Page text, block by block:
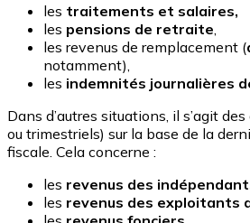
les traitements et salaires,
les pensions de retraite
les revenus de remplacement (
notamment),
les indemnités journalières
Dans d’autres situations, il s’agit
ou trimestriels) sur la base de la
fiscale. Cela concerne :
les revenus des
les revenus des exploitants